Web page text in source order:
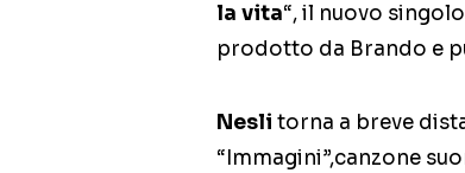
la vita“, il nuovo
prodotto da Brando e
Nesli torna a breve
“Immagini”,canzone